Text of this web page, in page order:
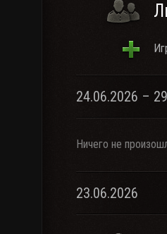
24.06.2026 –
Ничего не
23.06.2026